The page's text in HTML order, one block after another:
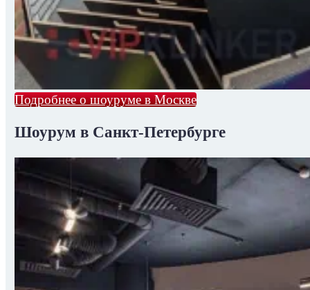
Подробнее о шоуруме в Москве
Шоурум в Санкт-Петербурге